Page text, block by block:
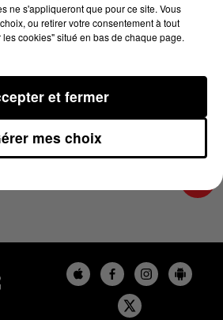
ne s'appliqueront que pour ce site. Vous
ou retirer votre consentement à tout
cookies" situé en bas de chaque page.
mes choix
et fermer